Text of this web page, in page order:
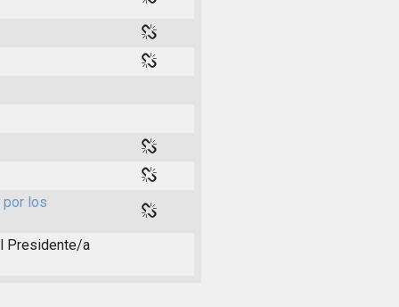
por los
Presidente/a